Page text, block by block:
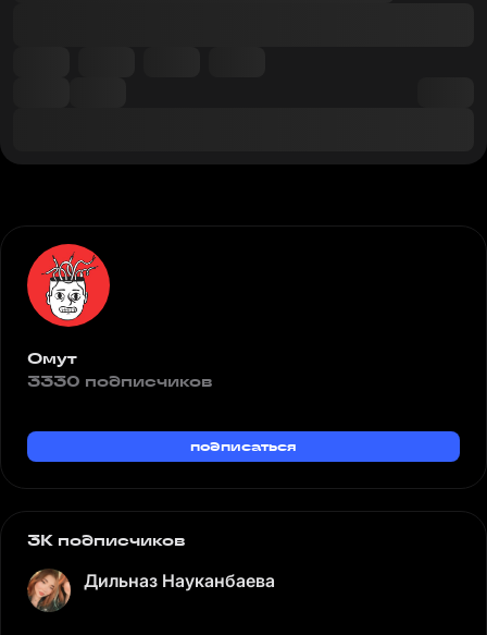
Омут
3330 подписчиков
подписаться
3K подписчиков
Дильназ Науканбаева